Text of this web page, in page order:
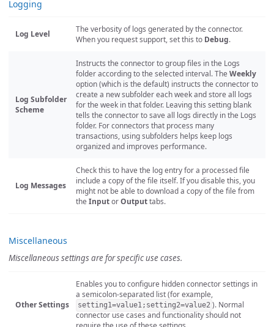
Logging
Log Level
The verbosity of logs generated by the connector.
When you request support, set this to Debug.
Log Subfolder
Scheme
Instructs the connector to group files in the Logs
folder according to the selected interval. The Weekly
option (which is the default) instructs the connector to
create a new subfolder each week and store all logs
for the week in that folder. Leaving this setting blank
tells the connector to save all logs directly in the Logs
folder. For connectors that process many
transactions, using subfolders helps keep logs
organized and improves performance.
Log Messages
Check this to have the log entry for a processed file
include a copy of the file itself. If you disable this, you
might not be able to download a copy of the file from
the InputorOutputtabs.
Miscellaneous
Miscellaneous settings are for specific use cases.
Other Settings
Enables you to configure hidden connector settings in
a semicolon-separated list (for example,
setting1=value1;setting2=value2 ). Normal
connector use cases and functionality should not